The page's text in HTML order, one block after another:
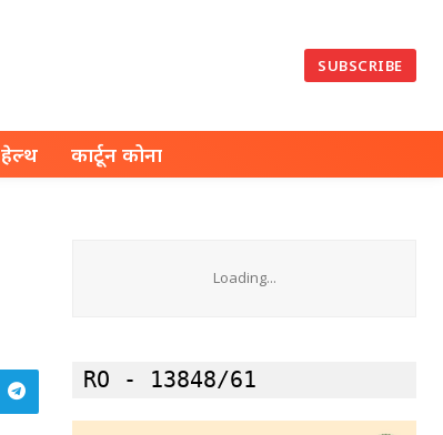
SUBSCRIBE
हेल्थ कार्टून कोना
Loading...
RO - 13848/61